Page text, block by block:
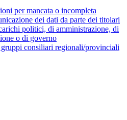
per mancata o incompleta
dei dati da parte dei titolari
politici, di amministrazione, di
o di governo
consiliari regionali/provinciali